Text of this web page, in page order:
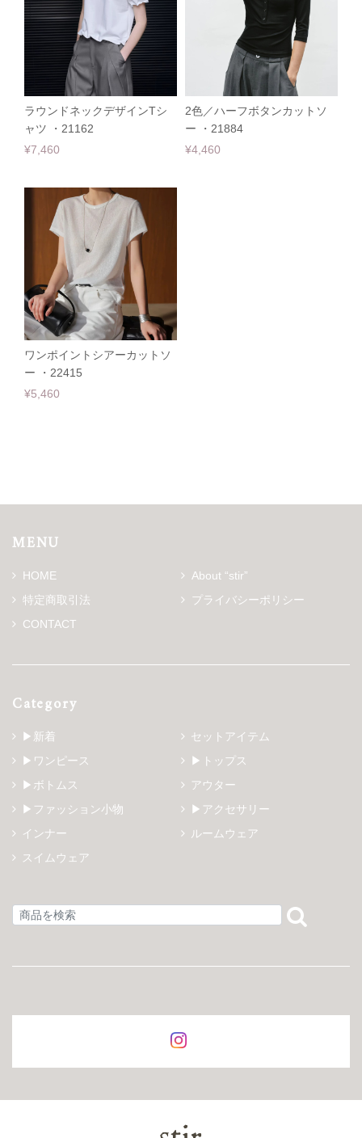
ラウンドネックデザインTシ
ャツ ・21162
¥7,460
2色／ハーフボタンカットソ
ー ・21884
¥4,460
ワンポイントシアーカットソ
ー ・22415
¥5,460
MENU
HOME
About “stir”
特定商取引法
プライバシーポリシー
CONTACT
Category
▶新着
セットアイテム
▶ワンピース
▶トップス
▶ボトムス
アウター
▶ファッション小物
▶アクセサリー
インナー
ルームウェア
スイムウェア